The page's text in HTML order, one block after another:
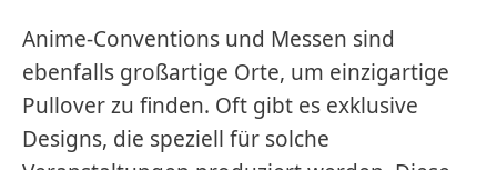
Anime-Conventions und Messen sind
ebenfalls großartige Orte, um einzigartige
Pullover zu finden. Oft gibt es exklusive
Designs, die speziell für solche